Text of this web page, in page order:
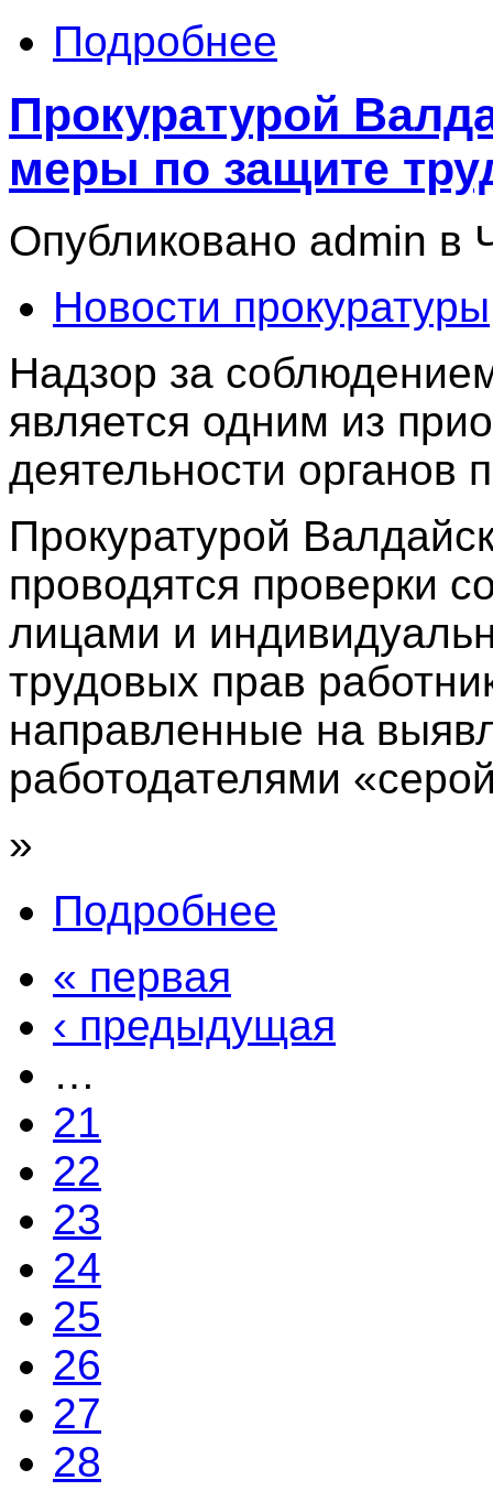
Подробнее
Прокуратурой
меры по защите
Опубликовано admin в
Новости прокуратуры
Надзор за
является одним из
деятельности органов
Прокуратурой
проводятся проверки
лицами и
трудовых прав
направленные на
работодателями
»
Подробнее
« первая
‹ предыдущая
…
21
22
23
24
25
26
27
28